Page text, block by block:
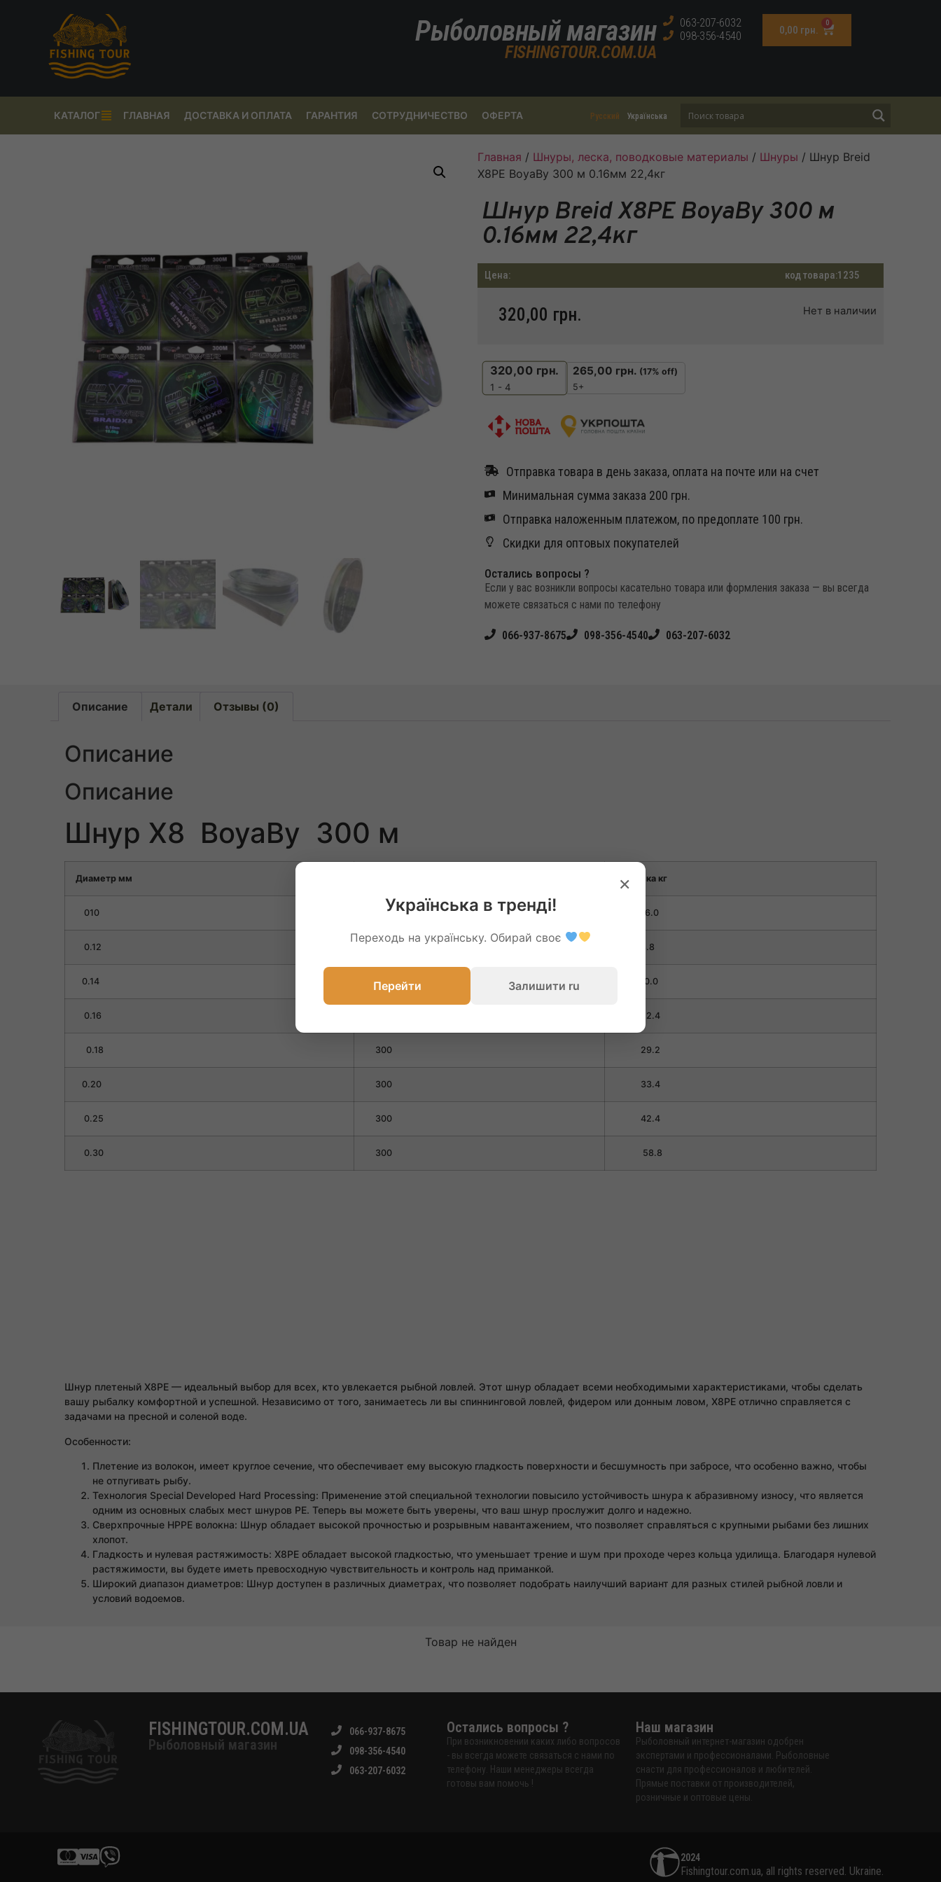
Рыболовный магазин
FISHINGTOUR.COM.UA
063-207-6032
098-356-4540
0,00 грн.
0
Русский Українська
КАТАЛОГ ГЛАВНАЯ ДОСТАВКА И ОПЛАТА ГАРАНТИЯ СОТРУДНИЧЕСТВО ОФЕРТА
Главная / Шнуры, леска, поводковые материалы / Шнуры / Шнур Breid
X8PE BoyaBy 300 м 0.16мм 22,4кг
Шнур Breid X8PE BoyaBy 300 м
0.16мм 22,4кг
Цена: код товара:1235
320,00 грн. Нет в наличии
320,00 грн.
1 - 4
265,00 грн. (17% off)
5+
Отправка товара в день заказа, оплата на почте или на счет
Минимальная сумма заказа 200 грн.
Отправка наложенным платежом, по предоплате 100 грн.
Скидки для оптовых покупателей
Остались вопросы ?
Если у вас возникли вопросы касательно товара или формления заказа — вы всегда
можете связаться с нами по телефону
066-937-8675 098-356-4540 063-207-6032
Описание Детали Отзывы (0)
Описание
Описание
Шнур X8 BoyaBy 300 м
Диаметр мм Нагрузка кг
010 300 16.0
0.12 300 18.8
0.14 300 20.0
0.16 22.4
0.18 300 29.2
0.20 300 33.4
0.25 300 42.4
0.30 300 58.8
Шнур плетеный X8PE — идеальный выбор для всех, кто увлекается рыбной ловлей. Этот шнур обладает всеми необходимыми характеристиками, чтобы сделать
вашу рыбалку комфортной и успешной. Независимо от того, занимаетесь ли вы спиннинговой ловлей, фидером или донным ловом, X8PE отлично справляется с
задачами на пресной и соленой воде.
Особенности:
Плетение из волокон, имеет круглое сечение, что обеспечивает ему высокую гладкость поверхности и бесшумность при забросе, что особенно важно, чтобы
не отпугивать рыбу.
Технология Special Developed Hard Processing: Применение этой специальной технологии повысило устойчивость шнура к абразивному износу, что является
одним из основных слабых мест шнуров PE. Теперь вы можете быть уверены, что ваш шнур прослужит долго и надежно.
Сверхпрочные HPPE волокна: Шнур обладает высокой прочностью и розрывным навантажением, что позволяет справляться с крупными рыбами без лишних
хлопот.
Гладкость и нулевая растяжимость: X8PE обладает высокой гладкостью, что уменьшает трение и шум при проходе через кольца удилища. Благодаря нулевой
растяжимости, вы будете иметь превосходную чувствительность и контроль над приманкой.
Широкий диапазон диаметров: Шнур доступен в различных диаметрах, что позволяет подобрать наилучший вариант для разных стилей рыбной ловли и
условий водоемов.
Товар не найден
FISHINGTOUR.COM.UA
Рыболовный магазин
066-937-8675
098-356-4540
063-207-6032
Остались вопросы ?
При возникновении каких либо вопросов
- вы всегда можете связаться с нами по
телефону. Наши менеджеры всегда
готовы вам помочь !
Наш магазин
Рыболовный интернет-магазин одобрен
экспертами и профессионалами. Рыболовные
снасти для профессионалов и любителей.
Прямые поставки от производителей,
розничные и оптовые цены.
2024
Fishingtour.com.ua, all rights reserved. Ukraine.
×
Українська в тренді!
Переходь на українську. Обирай своє
Перейти Залишити ru